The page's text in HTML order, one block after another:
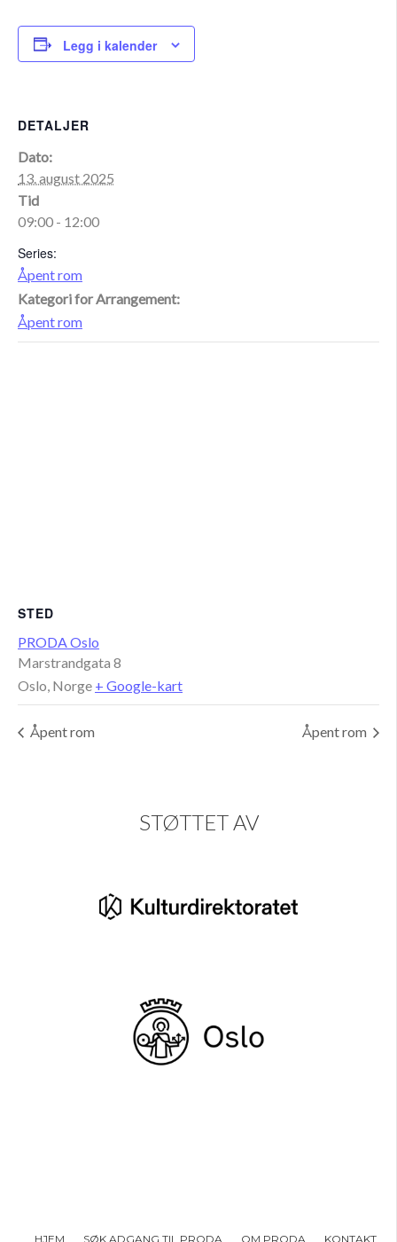
Legg i kalender
DETALJER
Dato:
13. august 2025
Tid
09:00 - 12:00
Series:
Åpent rom
Kategori for Arrangement:
Åpent rom
STED
PRODA Oslo
Marstrandgata 8
Oslo, Norge + Google-kart
Åpent rom Åpent rom
STØTTET AV
HJEM SØK ADGANG TIL PRODA OM PRODA KONTAKT